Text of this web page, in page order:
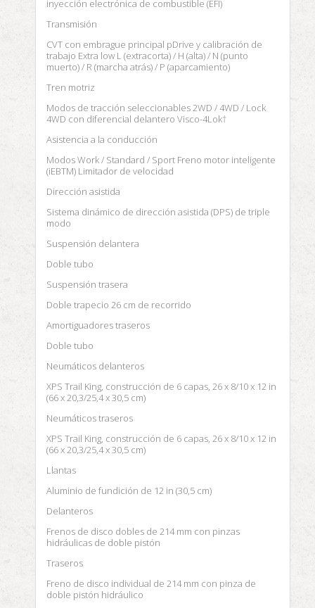
inyección electrónica de combustible (EFI)
Transmisión
CVT con embrague principal pDrive y calibración de
trabajo Extra low L (extracorta) / H (alta) / N (punto
muerto) / R (marcha atrás) / P (aparcamiento)
Tren motriz
Modos de tracción seleccionables 2WD / 4WD / Lock
4WD con diferencial delantero Visco-4Lok†
Asistencia a la conducción
Modos Work / Standard / Sport Freno motor inteligente
(iEBTM) Limitador de velocidad
Dirección asistida
Sistema dinámico de dirección asistida (DPS) de triple
modo
Suspensión delantera
Doble tubo
Suspensión trasera
Doble trapecio 26 cm de recorrido
Amortiguadores traseros
Doble tubo
Neumáticos delanteros
XPS Trail King, construcción de 6 capas, 26 x 8/10 x 12 in
(66 x 20,3/25,4 x 30,5 cm)
Neumáticos traseros
XPS Trail King, construcción de 6 capas, 26 x 8/10 x 12 in
(66 x 20,3/25,4 x 30,5 cm)
Llantas
Aluminio de fundición de 12 in (30,5 cm)
Delanteros
Frenos de disco dobles de 214 mm con pinzas
hidráulicas de doble pistón
Traseros
Freno de disco individual de 214 mm con pinza de
doble pistón hidráulico